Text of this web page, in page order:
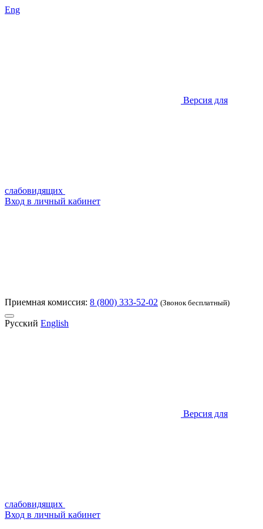
Eng
Версия для
слабовидящих
Вход в личный кабинет
Приемная комиссия: 8 (800) 333-52-02 (Звонок бесплатный)
Русский English
Версия для
слабовидящих
Вход в личный кабинет